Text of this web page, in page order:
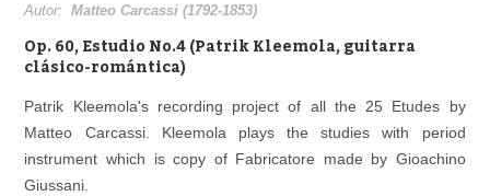
Biblioteca
Autor:Matteo Carcassi (1792-1853)
Op. 60, Estudio No.4 (Patrik Kleemola, guitarra
clásico-romántica)
Patrik Kleemola's recording project of all the 25 Etudes by
Matteo Carcassi. Kleemola plays the studies with period
instrument which is copy of Fabricatore made by Gioachino
Giussani.